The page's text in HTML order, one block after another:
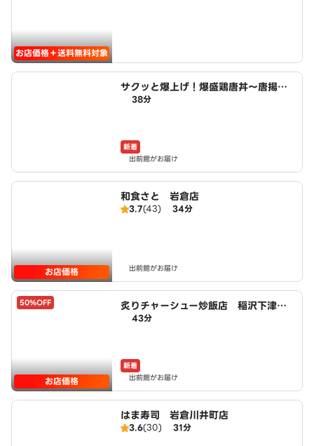
お店価格＋送料無料対象
サクッと爆上げ！爆盛鶏唐丼～唐揚げ
商店鳥一ミート 小木西店
38分
新着
出前館がお届け
お店価格
和食さと 岩倉店
3.7(43) 34分
出前館がお届け
50%OFF
お店価格
炙りチャーシュー炒飯店 稲沢下津
店 powered by LAWSON
43分
新着
出前館がお届け
はま寿司 岩倉川井町店
3.6(30) 31分